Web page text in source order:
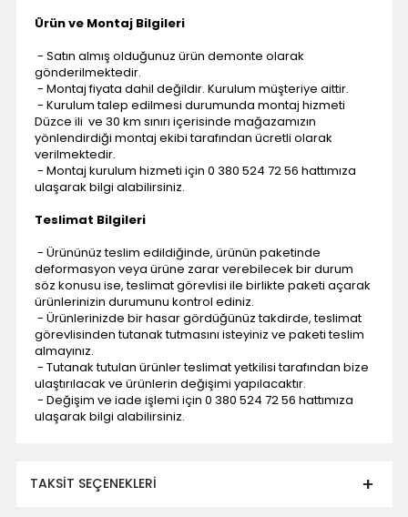
Ürün ve Montaj Bilgileri
- Satın almış olduğunuz ürün demonte olarak
gönderilmektedir.
- Montaj fiyata dahil değildir. Kurulum müşteriye aittir.
- Kurulum talep edilmesi durumunda montaj hizmeti
Düzce ili ve 30 km sınırı içerisinde mağazamızın
yönlendirdiği montaj ekibi tarafından ücretli olarak
verilmektedir.
- Montaj kurulum hizmeti için 0 380 524 72 56 hattımıza
ulaşarak bilgi alabilirsiniz.
Teslimat Bilgileri
- Ürününüz teslim edildiğinde, ürünün paketinde
deformasyon veya ürüne zarar verebilecek bir durum
söz konusu ise, teslimat görevlisi ile birlikte paketi açarak
ürünlerinizin durumunu kontrol ediniz.
- Ürünlerinizde bir hasar gördüğünüz takdirde, teslimat
görevlisinden tutanak tutmasını isteyiniz ve paketi teslim
almayınız.
- Tutanak tutulan ürünler teslimat yetkilisi tarafından bize
ulaştırılacak ve ürünlerin değişimi yapılacaktır.
- Değişim ve iade işlemi için 0 380 524 72 56 hattımıza
ulaşarak bilgi alabilirsiniz.
TAKSIT SEÇENEKLERI